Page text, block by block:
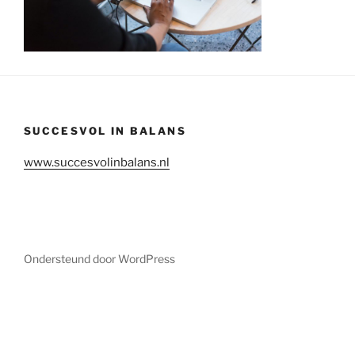
SUCCESVOL IN BALANS
www.succesvolinbalans.nl
Ondersteund door WordPress